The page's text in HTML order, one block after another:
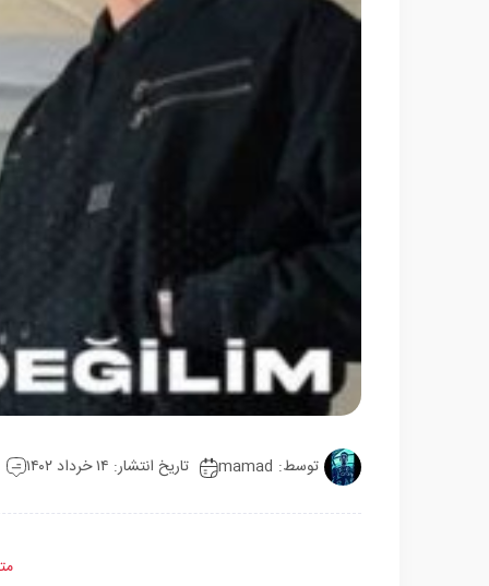
توسط: mamad تاریخ انتشار: ۱۴ خرداد ۱۴۰۲